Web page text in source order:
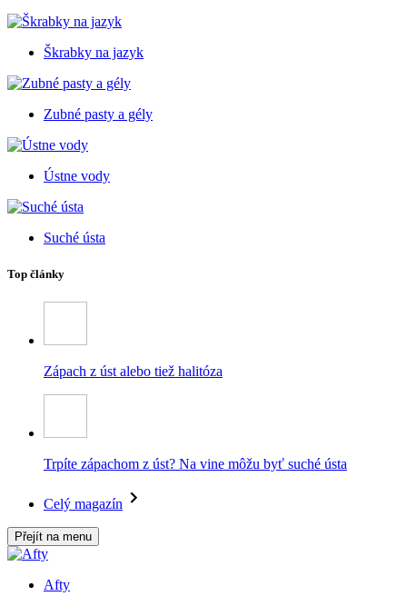
Škrabky na jazyk
Zubné pasty a gély
Ústne vody
Suché ústa
Top články
Zápach z úst alebo tiež halitóza
Trpíte zápachom z úst? Na vine môžu byť suché ústa
Celý magazín
Přejít na menu
Afty